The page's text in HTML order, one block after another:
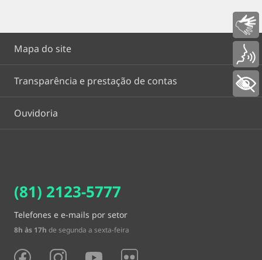
Mapa do site
Transparência e prestação de contas
Ouvidoria
(81) 2123-5777
Telefones e e-mails por setor
8h às 17h de segunda a sexta-feira
+ Acessibilidade